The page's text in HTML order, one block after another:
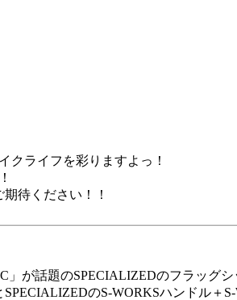
クライフを彩りますよっ！
待ください！！
が話題のSPECIALIZEDのフラッグ
のS-WORKSハンドル＋